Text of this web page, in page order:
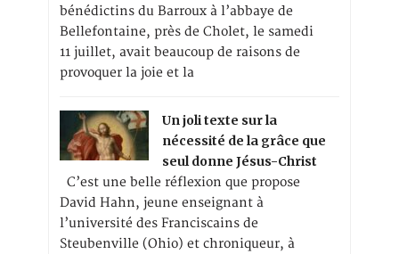
bénédictins du Barroux à l’abbaye de
Bellefontaine, près de Cholet, le samedi
11 juillet, avait beaucoup de raisons de
provoquer la joie et la
Un joli texte sur la
nécessité de la grâce que
seul donne Jésus-Christ
C’est une belle réflexion que propose
David Hahn, jeune enseignant à
l’université des Franciscains de
Steubenville (Ohio) et chroniqueur, à